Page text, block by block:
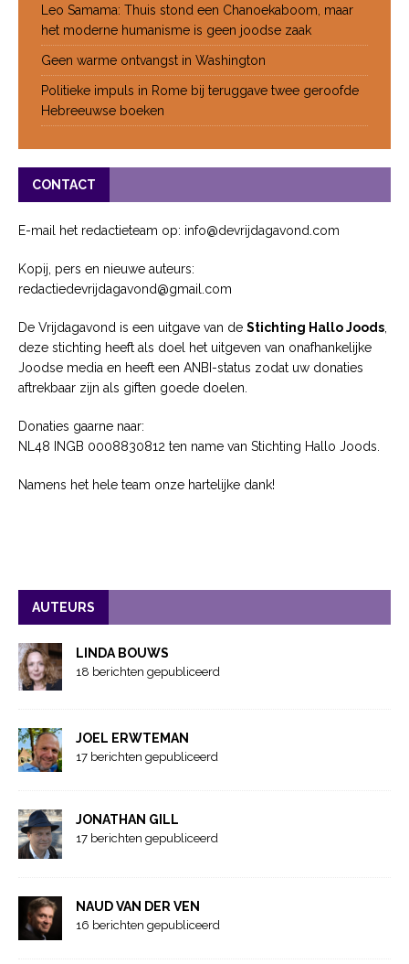
Leo Samama: Thuis stond een Chanoekaboom, maar
het moderne humanisme is geen joodse zaak
Geen warme ontvangst in Washington
Politieke impuls in Rome bij teruggave twee geroofde
Hebreeuwse boeken
CONTACT
E-mail het redactieteam op: info@devrijdagavond.com
Kopij, pers en nieuwe auteurs:
redactiedevrijdagavond@gmail.com
De Vrijdagavond is een uitgave van de Stichting Hallo Joods,
deze stichting heeft als doel het uitgeven van onafhankelijke
Joodse media en heeft een ANBI-status zodat uw donaties
aftrekbaar zijn als giften goede doelen.
Donaties gaarne naar:
NL48 INGB 0008830812 ten name van Stichting Hallo Joods.
Namens het hele team onze hartelijke dank!
AUTEURS
LINDA BOUWS
18 berichten gepubliceerd
JOEL ERWTEMAN
17 berichten gepubliceerd
JONATHAN GILL
17 berichten gepubliceerd
NAUD VAN DER VEN
16 berichten gepubliceerd